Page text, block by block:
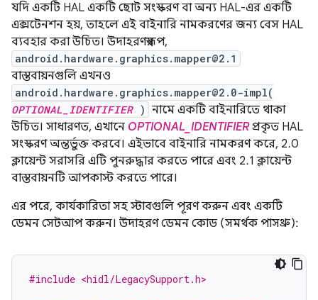
যদি একটি HAL একটি ছোট সংস্করণ বা অন্য HAL-এর একটি
এক্সটেনশন হয়, তাহলে এই বাইনারি নামকরণের জন্য বেস HAL
ব্যবহার করা উচিত। উদাহরণস্বরূপ,
android.hardware.graphics.mapper@2.1
বাস্তবায়নগুলি এখনও
android.hardware.graphics.mapper@2.0-impl(
OPTIONAL_IDENTIFIER) নামে একটি বাইনারিতে থাকা
উচিত। সাধারণত, এখানে OPTIONAL_IDENTIFIERপ্রকৃত HAL
সংস্করণ অন্তর্ভুক্ত করবে। এইভাবে বাইনারি নামকরণ করে, 2.0
ক্লায়েন্ট সরাসরি এটি পুনরুদ্ধার করতে পারে এবং 2.1 ক্লায়েন্ট
বাস্তবায়নটি আপকাস্ট করতে পারে।
এর পরে, কার্যকারিতা সহ স্টাবগুলি পূরণ করুন এবং একটি
ডেমন সেটআপ করুন। উদাহরণ ডেমন কোড (সমর্থক পাসথ্রু):
#include <hidl/LegacySupport.h>